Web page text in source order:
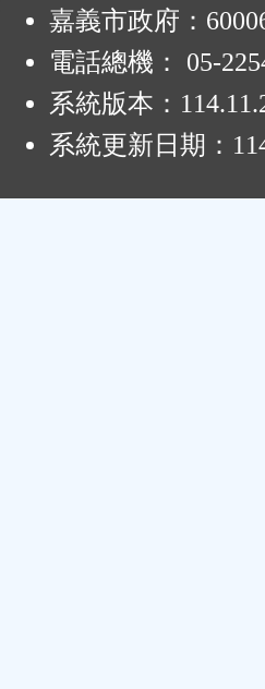
嘉義市政府：
電話總機： 05-
系統版本：
系統更新日期：